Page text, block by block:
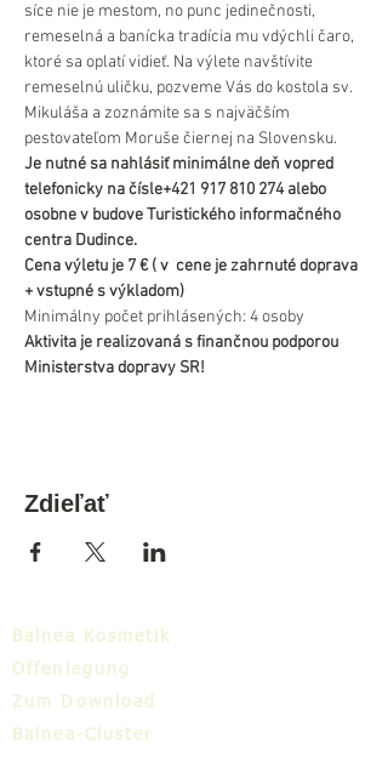
síce nie je mestom, no punc jedinečnosti,
remeselná a banícka tradícia mu vdýchli čaro,
ktoré sa oplatí vidieť. Na výlete navštívite
remeselnú uličku, pozveme Vás do kostola sv.
Mikuláša a zoznámite sa s najväčším
pestovateľom Moruše čiernej na Slovensku.
Je nutné sa nahlásiť minimálne deň vopred
telefonicky na čísle+421 917 810 274 alebo
osobne v budove Turistického informačného
centra Dudince.
Cena výletu je 7 € ( v  cene je zahrnuté doprava
+ vstupné s výkladom)
Minimálny počet prihlásených: 4 osoby
Aktivita je realizovaná s finančnou podporou
Ministerstva dopravy SR!
Zdieľať
Balnea Kosmetik
Offenlegung
Zum Download
Balnea-Cluster